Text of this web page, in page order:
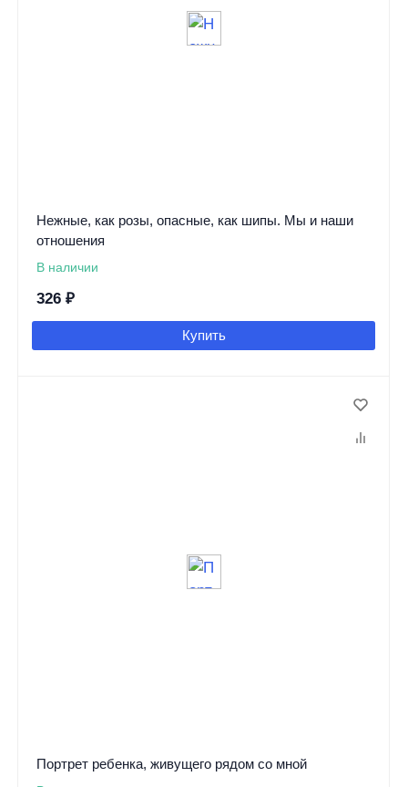
Нежные, как розы, опасные, как шипы. Мы и наши
отношения
В наличии
326 ₽
Купить
Портрет ребенка, живущего рядом со мной